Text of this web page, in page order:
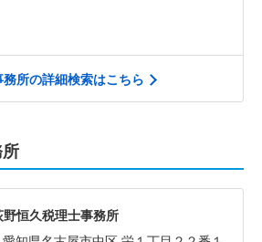
所の詳細検索はこちら
野恒久税理士事務所